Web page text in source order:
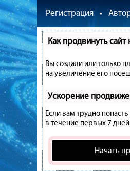
Регистрация •
Как продвинуть
Вы создали или только
на увеличение его
Ускорение
Если вам трудно
в течение первых 7
Начать